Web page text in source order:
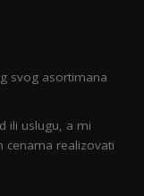
svog asortimana
ili uslugu, a mi
cenama realizovati